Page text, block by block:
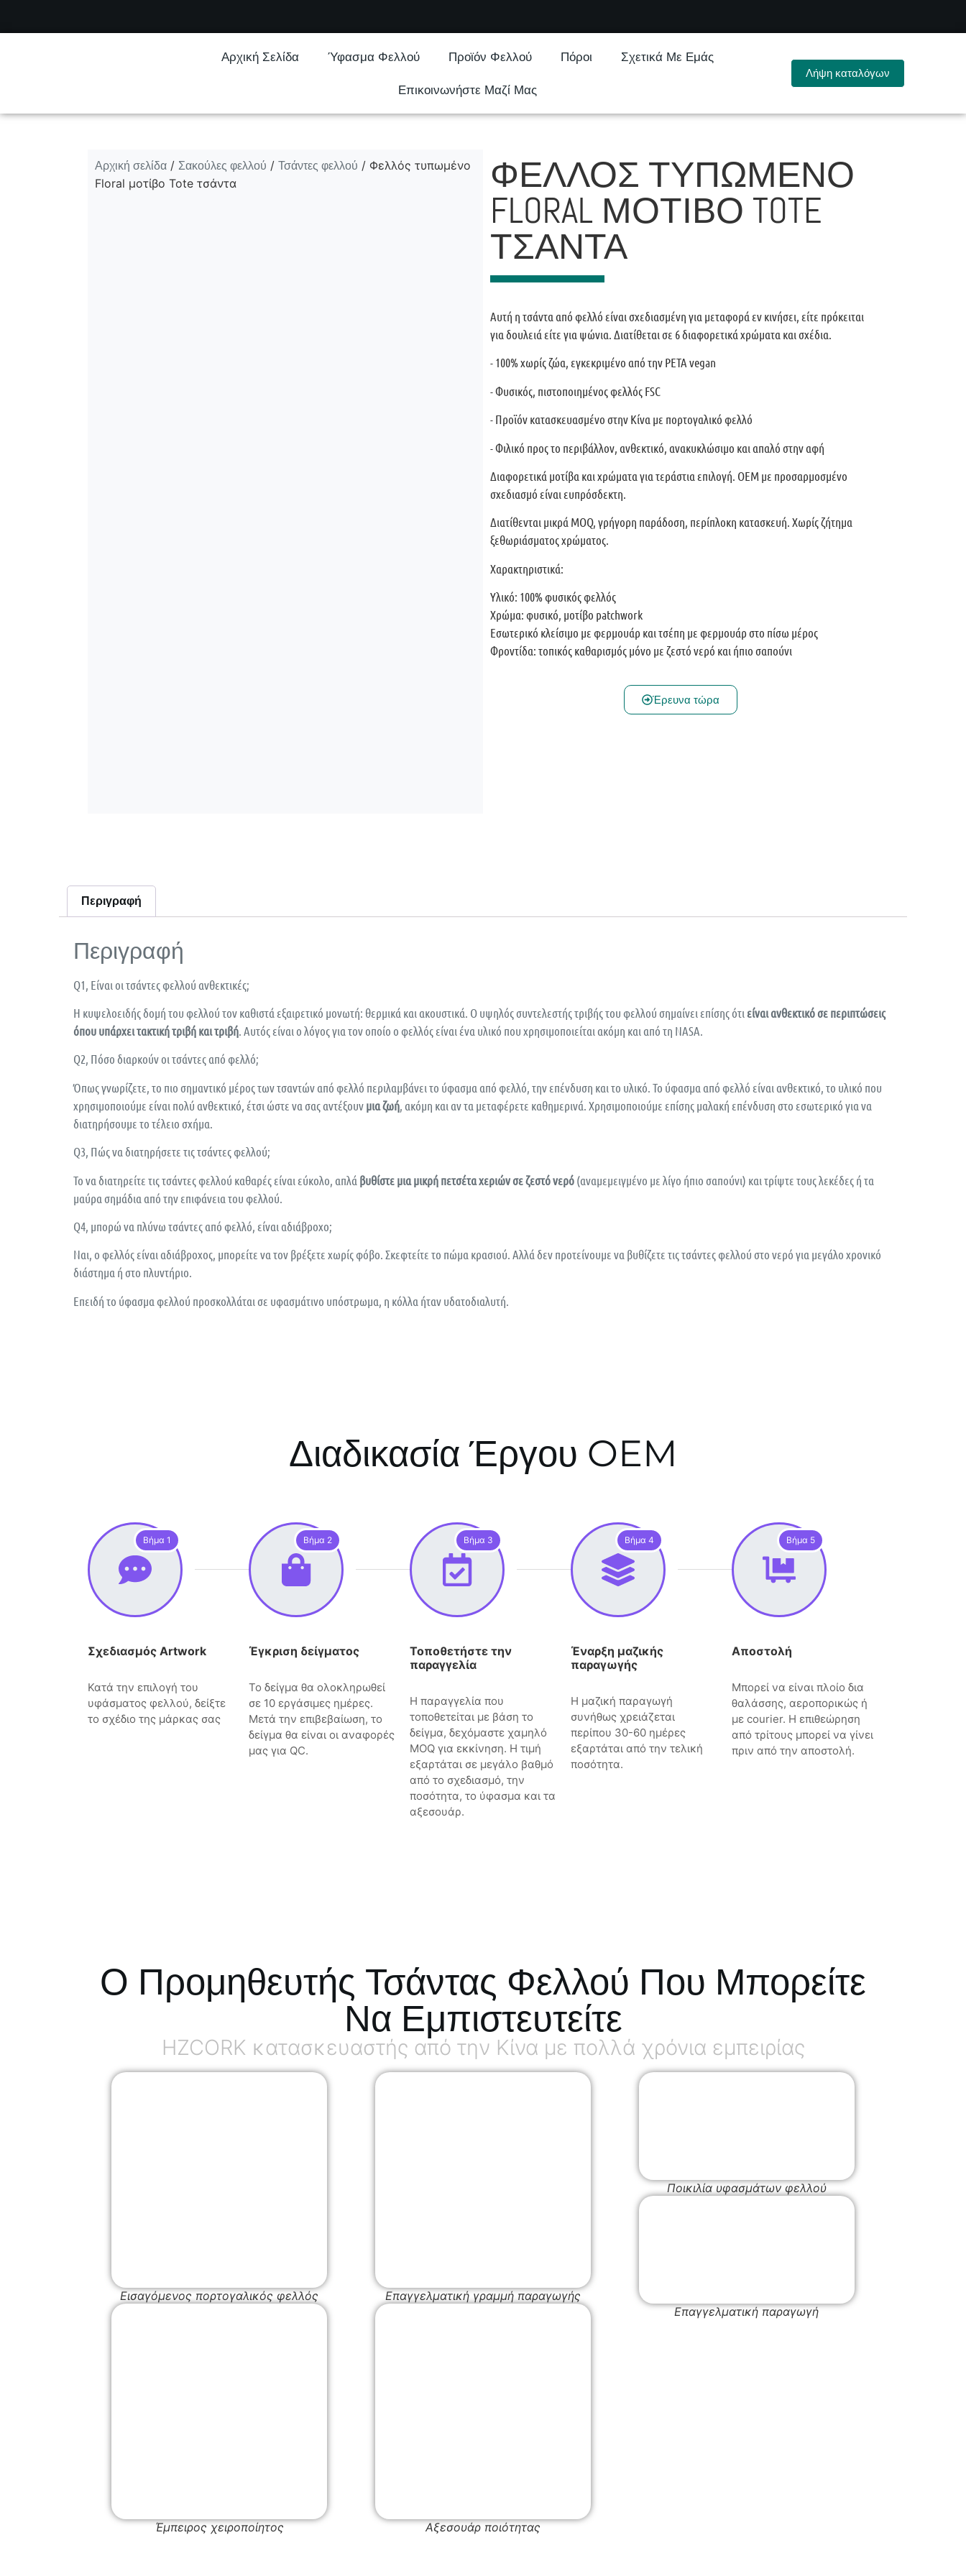
Αρχική Σελίδα Ύφασμα Φελλού Προϊόν Φελλού Πόροι
Σχετικά Με Εμάς
Επικοινωνήστε Μαζί Μας
Λήψη καταλόγων
Αρχική σελίδα / Σακούλες φελλού / Τσάντες φελλού / Φελλός τυπωμένο
Floral μοτίβο Tote τσάντα
ΦΕΛΛΌΣ ΤΥΠΩΜΈΝΟ
FLORAL ΜΟΤΊΒΟ TOTE
ΤΣΆΝΤΑ
Αυτή η τσάντα από φελλό είναι σχεδιασμένη για μεταφορά εν κινήσει, είτε πρόκειται
για δουλειά είτε για ψώνια. Διατίθεται σε 6 διαφορετικά χρώματα και σχέδια.
- 100% χωρίς ζώα, εγκεκριμένο από την PETA vegan
- Φυσικός, πιστοποιημένος φελλός FSC
- Προϊόν κατασκευασμένο στην Κίνα με πορτογαλικό φελλό
- Φιλικό προς το περιβάλλον, ανθεκτικό, ανακυκλώσιμο και απαλό στην αφή
Διαφορετικά μοτίβα και χρώματα για τεράστια επιλογή. OEM με προσαρμοσμένο
σχεδιασμό είναι ευπρόσδεκτη.
Διατίθενται μικρά MOQ, γρήγορη παράδοση, περίπλοκη κατασκευή. Χωρίς ζήτημα
ξεθωριάσματος χρώματος.
Χαρακτηριστικά:
Υλικό: 100% φυσικός φελλός
Χρώμα: φυσικό, μοτίβο patchwork
Εσωτερικό κλείσιμο με φερμουάρ και τσέπη με φερμουάρ στο πίσω μέρος
Φροντίδα: τοπικός καθαρισμός μόνο με ζεστό νερό και ήπιο σαπούνι
Έρευνα τώρα
Περιγραφή
Περιγραφή
Q1, Είναι οι τσάντες φελλού ανθεκτικές;
Η κυψελοειδής δομή του φελλού τον καθιστά εξαιρετικό μονωτή: θερμικά και ακουστικά. Ο υψηλός συντελεστής τριβής του φελλού σημαίνει επίσης ότι είναι ανθεκτικό σε περιπτώσεις
όπου υπάρχει τακτική τριβή και τριβή . Αυτός είναι ο λόγος για τον οποίο ο φελλός είναι ένα υλικό που χρησιμοποιείται ακόμη και από τη NASA.
Q2, Πόσο διαρκούν οι τσάντες από φελλό;
Όπως γνωρίζετε, το πιο σημαντικό μέρος των τσαντών από φελλό περιλαμβάνει το ύφασμα από φελλό, την επένδυση και το υλικό. Το ύφασμα από φελλό είναι ανθεκτικό, το υλικό που
χρησιμοποιούμε είναι πολύ ανθεκτικό, έτσι ώστε να σας αντέξουν μια ζωή , ακόμη και αν τα μεταφέρετε καθημερινά. Χρησιμοποιούμε επίσης μαλακή επένδυση στο εσωτερικό για να
διατηρήσουμε το τέλειο σχήμα.
Q3, Πώς να διατηρήσετε τις τσάντες φελλού;
Το να διατηρείτε τις τσάντες φελλού καθαρές είναι εύκολο, απλά βυθίστε μια μικρή πετσέτα χεριών σε ζεστό νερό (αναμεμειγμένο με λίγο ήπιο σαπούνι) και τρίψτε τους λεκέδες ή τα
μαύρα σημάδια από την επιφάνεια του φελλού.
Q4, μπορώ να πλύνω τσάντες από φελλό, είναι αδιάβροχο;
Ναι, ο φελλός είναι αδιάβροχος, μπορείτε να τον βρέξετε χωρίς φόβο. Σκεφτείτε το πώμα κρασιού. Αλλά δεν προτείνουμε να βυθίζετε τις τσάντες φελλού στο νερό για μεγάλο χρονικό
διάστημα ή στο πλυντήριο.
Επειδή το ύφασμα φελλού προσκολλάται σε υφασμάτινο υπόστρωμα, η κόλλα ήταν υδατοδιαλυτή.
Διαδικασία Έργου OEM
Βήμα 1
Σχεδιασμός Artwork
Κατά την επιλογή του
υφάσματος φελλού, δείξτε
το σχέδιο της μάρκας σας
Βήμα 2
Έγκριση δείγματος
Το δείγμα θα ολοκληρωθεί
σε 10 εργάσιμες ημέρες.
Μετά την επιβεβαίωση, το
δείγμα θα είναι οι αναφορές
μας για QC.
Βήμα 3
Τοποθετήστε την
παραγγελία
Η παραγγελία που
τοποθετείται με βάση το
δείγμα, δεχόμαστε χαμηλό
MOQ για εκκίνηση. Η τιμή
εξαρτάται σε μεγάλο βαθμό
από το σχεδιασμό, την
ποσότητα, το ύφασμα και τα
αξεσουάρ.
Βήμα 4
Έναρξη μαζικής
παραγωγής
Η μαζική παραγωγή
συνήθως χρειάζεται
περίπου 30-60 ημέρες
εξαρτάται από την τελική
ποσότητα.
Βήμα 5
Αποστολή
Μπορεί να είναι πλοίο δια
θαλάσσης, αεροπορικώς ή
με courier. Η επιθεώρηση
από τρίτους μπορεί να γίνει
πριν από την αποστολή.
Ο Προμηθευτής Τσάντας Φελλού Που Μπορείτε
Να Εμπιστευτείτε
HZCORK κατασκευαστής από την Κίνα με πολλά χρόνια εμπειρίας
Εισαγόμενος πορτογαλικός φελλός
Έμπειρος χειροποίητος
Επαγγελματική γραμμή παραγωγής
Αξεσουάρ ποιότητας
Ποικιλία υφασμάτων φελλού
Επαγγελματική παραγωγή